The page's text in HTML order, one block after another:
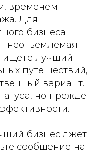
временем
Для
бизнеса
неотъемлемая
ищете лучший
путешествий,
вариант.
но прежде
бизнес джет
сообщение на